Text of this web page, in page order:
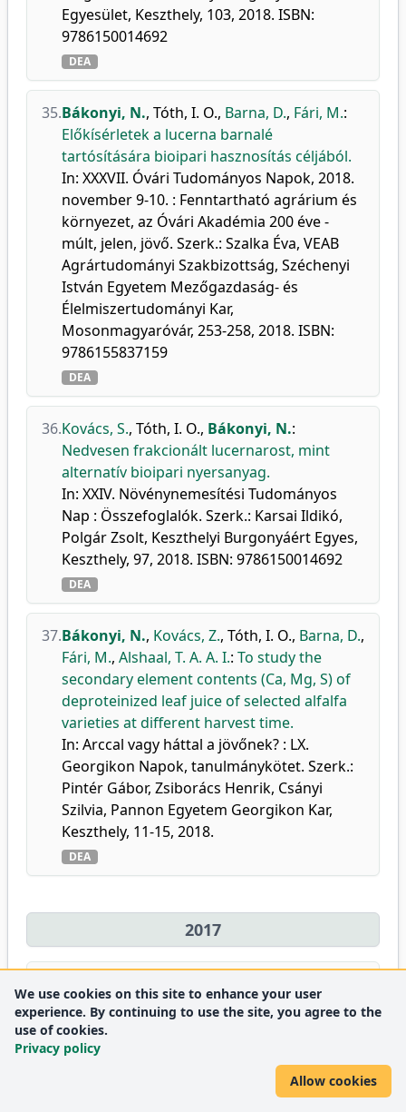
Egyesület, Keszthely, 103, 2018. ISBN:
9786150014692
DEA
35.Bákonyi, N., Tóth, I. O., Barna, D., Fári, M.:
Előkísérletek a lucerna barnalé
tartósítására bioipari hasznosítás céljából.
In: XXXVII. Óvári Tudományos Napok, 2018.
november 9-10. : Fenntartható agrárium és
környezet, az Óvári Akadémia 200 éve -
múlt, jelen, jövő. Szerk.: Szalka Éva, VEAB
Agrártudományi Szakbizottság, Széchenyi
István Egyetem Mezőgazdaság- és
Élelmiszertudományi Kar,
Mosonmagyaróvár, 253-258, 2018. ISBN:
9786155837159
DEA
36.Kovács, S., Tóth, I. O., Bákonyi, N.:
Nedvesen frakcionált lucernarost, mint
alternatív bioipari nyersanyag.
In: XXIV. Növénynemesítési Tudományos
Nap : Összefoglalók. Szerk.: Karsai Ildikó,
Polgár Zsolt, Keszthelyi Burgonyáért Egyes,
Keszthely, 97, 2018. ISBN: 9786150014692
DEA
37.Bákonyi, N., Kovács, Z., Tóth, I. O., Barna, D.,
Fári, M., Alshaal, T. A. A. I.: To study the
secondary element contents (Ca, Mg, S) of
deproteinized leaf juice of selected alfalfa
varieties at different harvest time.
In: Arccal vagy háttal a jövőnek? : LX.
Georgikon Napok, tanulmánykötet. Szerk.:
Pintér Gábor, Zsiborács Henrik, Csányi
Szilvia, Pannon Egyetem Georgikon Kar,
Keszthely, 11-15, 2018.
DEA
2017
Koroknai, J. , Makleit, P. Kovács, S.
N., Tóth, I. O.,Kurucz, E.,Lisztes-Szabó, Z.,
Zsiláné André, A.
Veres, S.
levegőminőségének javítása aktív és passzív
We use cookies on this site to enhance your user
experience. By continuing to use the site, you agree to the
use of cookies.
Privacy policy
Allow cookies